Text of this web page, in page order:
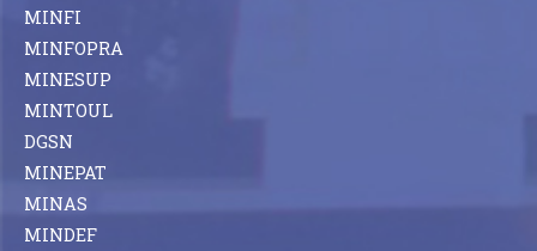
MINFI
MINFOPRA
MINESUP
MINTOUL
DGSN
MINEPAT
MINAS
MINDEF